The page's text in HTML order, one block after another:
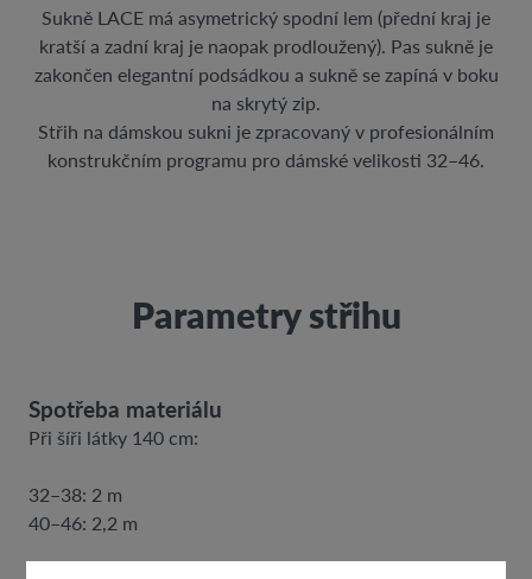
Sukně LACE má asymetrický spodní lem (přední kraj je
kratší a zadní kraj je naopak prodloužený). Pas sukně je
zakončen elegantní podsádkou a sukně se zapíná v boku
na skrytý zip.
Střih na dámskou sukni je zpracovaný v profesionálním
konstrukčním programu pro dámské velikosti 32–46.
Parametry střihu
Spotřeba materiálu
Při šíři látky 140 cm:
32–38: 2 m
40–46: 2,2 m